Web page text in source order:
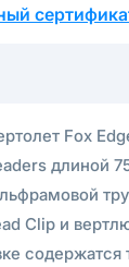
Fox
длиной
Clip и
содержатся